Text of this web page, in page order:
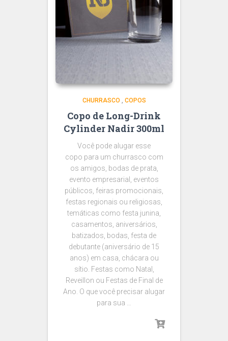
CHURRASCO, COPOS
Copo de Long-Drink
Cylinder Nadir 300ml
Você pode alugar esse
copo para um churrasco com
os amigos, bodas de prata,
evento empresarial, eventos
públicos, feiras promocionais,
festas regionais ou religiosas,
temáticas como festa junina,
casamentos, aniversários,
batizados, bodas, festa de
debutante (aniversário de 15
anos) em casa, chácara ou
sítio. Festas como Natal,
Reveillon ou Festas de Final de
Ano. O que você precisar alugar
para sua …